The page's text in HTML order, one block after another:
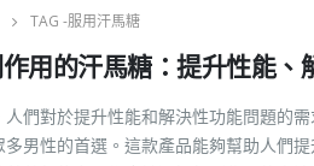
TAG -服用汗馬糖
用的汗馬糖：提升性能、
人們對於提升性能和解決性功能問題的
多男性的首選。這款產品能夠幫助人們